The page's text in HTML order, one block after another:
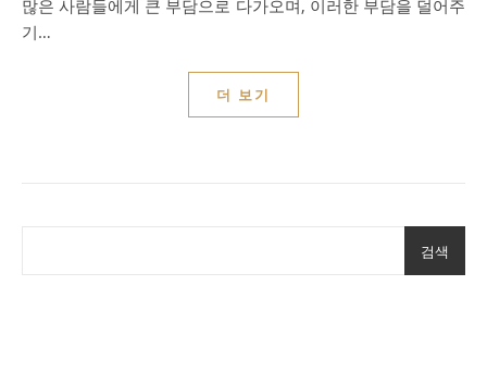
많은 사람들에게 큰 부담으로 다가오며, 이러한 부담을 덜어주
기…
더 보기
검색